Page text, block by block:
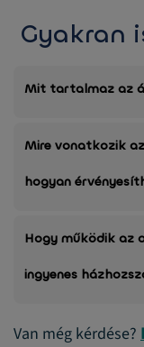
Gyakran
Mit tartalmaz az
Mire vonatkozik
hogyan
Hogy működik az
ingyenes
Van még kérdése?